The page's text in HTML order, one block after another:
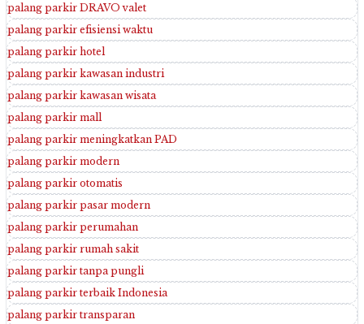
palang parkir DRAVO valet
palang parkir efisiensi waktu
palang parkir hotel
palang parkir kawasan industri
palang parkir kawasan wisata
palang parkir mall
palang parkir meningkatkan PAD
palang parkir modern
palang parkir otomatis
palang parkir pasar modern
palang parkir perumahan
palang parkir rumah sakit
palang parkir tanpa pungli
palang parkir terbaik Indonesia
palang parkir transparan